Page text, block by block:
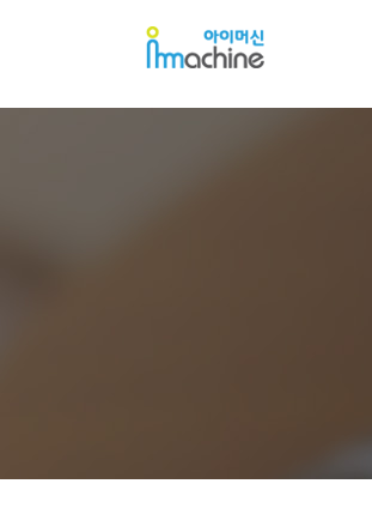
아
이
이